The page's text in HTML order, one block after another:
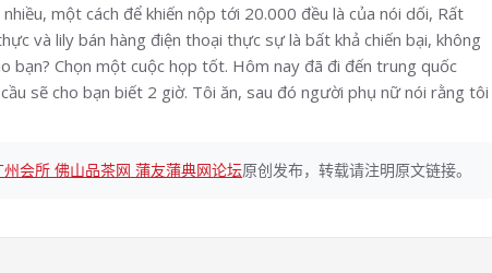
một cách để khiến nộp tới 20.000 đều là của nói dối, Rất
và lily bán hàng điện thoại thực sự là bất khả chiến bại, không
bạn? Chọn một cuộc họp tốt. Hôm nay đã đi đến trung quốc
sẽ cho bạn biết 2 giờ. Tôi ăn, sau đó người phụ nữ nói rằng tôi
会所 佛山品茶网 蒲友蒲典网论坛原创发布，转载请注明原文链接。